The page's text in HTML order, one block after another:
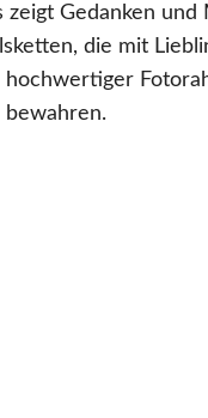
Gedanken und
die mit
hochwertiger
bewahren.